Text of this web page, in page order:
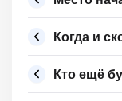
Когда и
Кто ещё